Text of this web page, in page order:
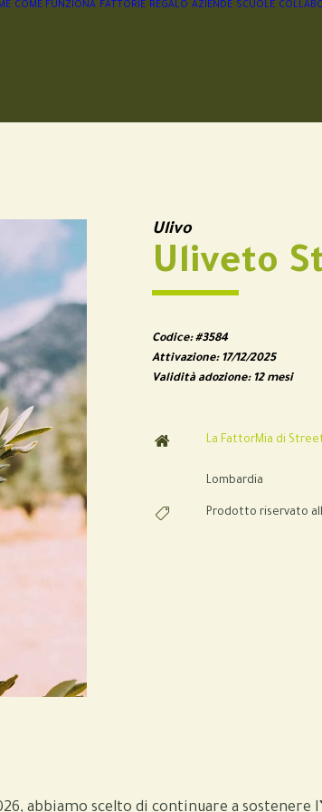
COME FUNZIONA FATTORIE REGALO AZIENDE SCUOLE
Ulivo
Uliveto
Codice:#3584
Attivazione:17/12/2025
Validità adozione:12 mesi
La FattorMia di
Lombardia
Prodotto riservato
abbiamo scelto di continuare a sostenere